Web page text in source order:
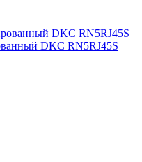
DKC RN5RJ45S